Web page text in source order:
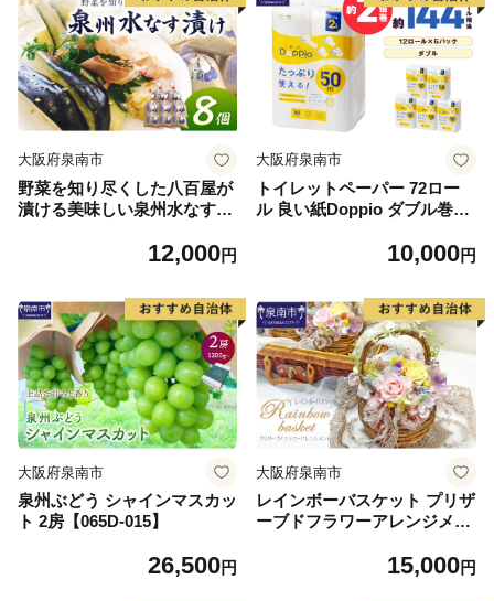
大阪府泉南市
野菜を知り尽くした八百屋が
漬ける美味しい泉州水なす漬
道・沖縄】【015D-019】
12,000円
大阪府泉南市
トイレットペーパー 72ロー
ル 良い紙Doppio ダブル巻
縄】【60営業日以内に発送】
10,000円
大阪府泉南市
泉州ぶどう シャインマスカッ
ト 2房【065D-015】
26,500円
大阪府泉南市
レインボーバスケット プリザ
ーブドフラワーアレンジメン
15,000円